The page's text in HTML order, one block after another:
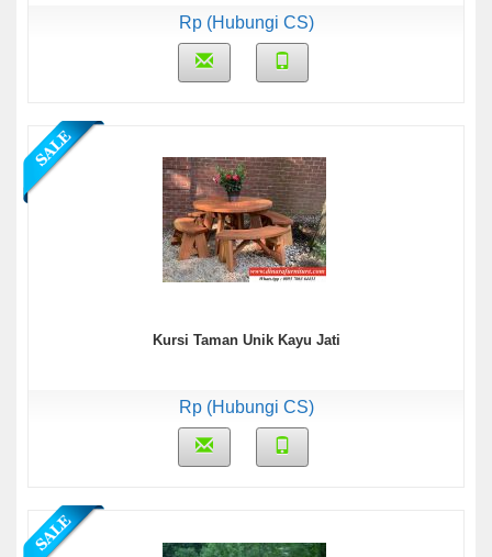
Rp (Hubungi CS)
Kursi Taman Unik Kayu Jati
Rp (Hubungi CS)